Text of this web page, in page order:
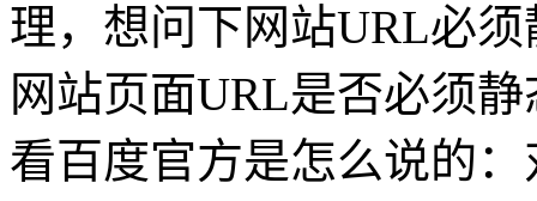
理，想问下网站URL必
网站页面URL是否必须
看百度官方是怎么说的